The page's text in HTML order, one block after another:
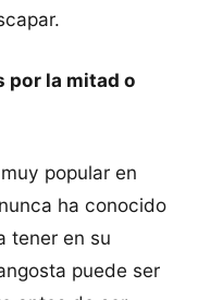
por la mitad o
popular en
ha conocido
tener en su
puede ser